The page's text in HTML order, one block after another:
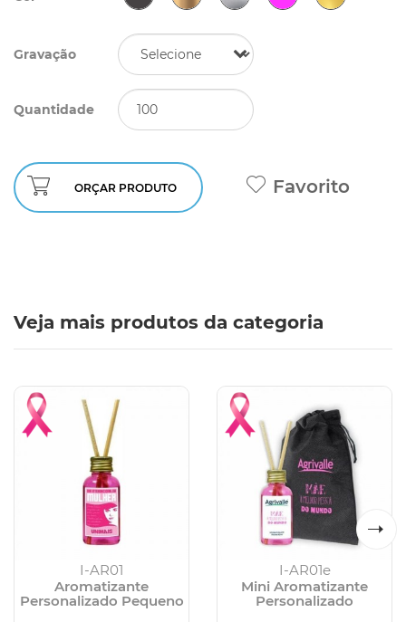
Gravação
Quantidade
ORÇAR PRODUTO Favorito
Veja mais produtos da categoria
I-AR01
Aromatizante
Personalizado Pequeno
I-AR01e
Mini Aromatizante
Personalizado